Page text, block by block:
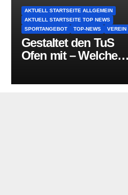
AKTUELL STARTSEITE ALLGEMEIN
AKTUELL STARTSEITE TOP NEWS
SPORTANGEBOT
TOP-NEWS VEREIN
Gestaltet den TuS
Ofen mit – Welche